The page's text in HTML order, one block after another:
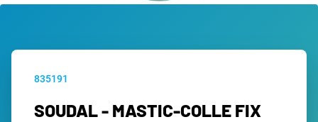
835191
SOUDAL - MASTIC-COLLE FIX